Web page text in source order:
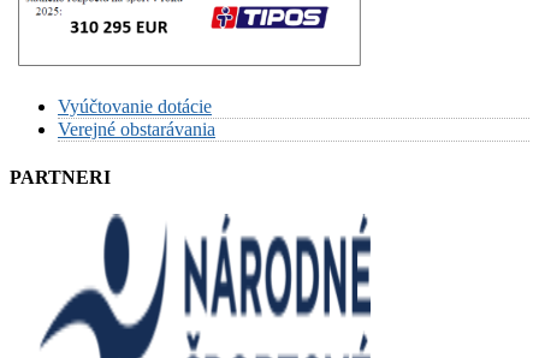
Vyúčtovanie dotácie
Verejné obstarávania
PARTNERI